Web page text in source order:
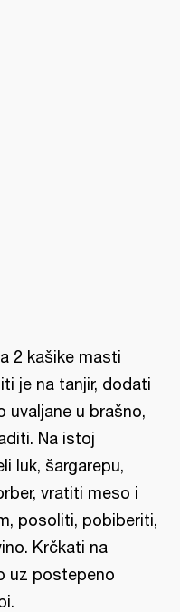
2 kašike masti
je na tanjir, dodati
uvaljane u brašno,
Na istoj
luk, šargarepu,
vratiti meso i
posoliti, pobiberiti,
Krčkati na
uz postepeno